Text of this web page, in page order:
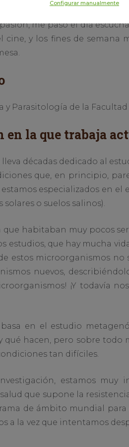
me paso el día
cine, y los fines de semana
Parasitología de la Facultad
en la que trabaja
décadas dedicado al
que, en principio,
especializados en
o suelos salinos).
habitaban muy pocos
estudios, que hay mucha
estos microorganismos
nuevos,
¡Y todavía
en el estudio
qué hacen, pero sobre todo
tan difíciles.
estamos muy
que supone la
de ámbito mundial
a la vez que intentamos
Configurar manualmente